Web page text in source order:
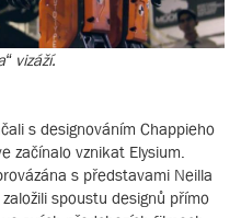
vizáží.
s designováním Chappieho
začínalo vznikat Elysium.
s představami Neilla
spoustu designů přímo